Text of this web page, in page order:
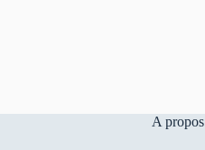
A propos